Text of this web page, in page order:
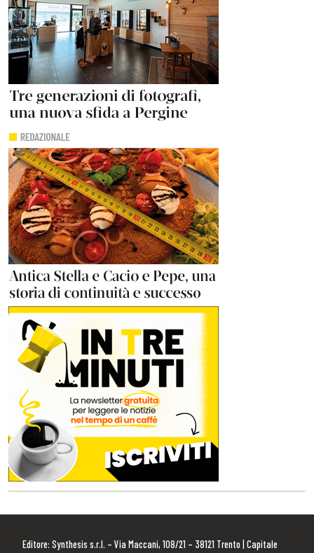
Editore: Synthesis s.r.l. – Via Maccani, 108/21 – 38121 Trento | Capitale